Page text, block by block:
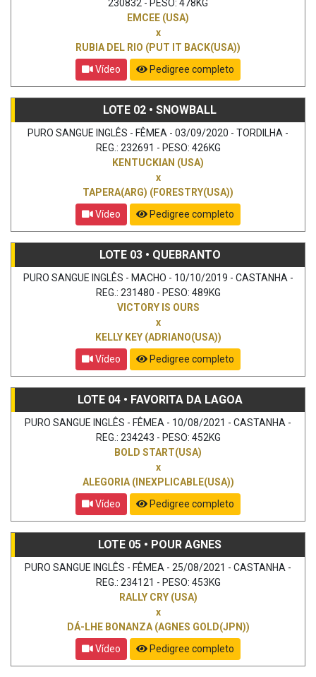
230832 - PESO: 478KG
EMCEE (USA)
x
RUBIA DEL RIO (PUT IT BACK(USA))
Vídeo
Pedigree completo
LOTE 02 • SNOWBALL
PURO SANGUE INGLÊS - FÊMEA - 03/09/2020 - TORDILHA -
REG.: 232691 - PESO: 426KG
KENTUCKIAN (USA)
x
TAPERA(ARG) (FORESTRY(USA))
Vídeo
Pedigree completo
LOTE 03 • QUEBRANTO
PURO SANGUE INGLÊS - MACHO - 10/10/2019 - CASTANHA -
REG.: 231480 - PESO: 489KG
VICTORY IS OURS
x
KELLY KEY (ADRIANO(USA))
Vídeo
Pedigree completo
LOTE 04 • FAVORITA DA LAGOA
PURO SANGUE INGLÊS - FÊMEA - 10/08/2021 - CASTANHA -
REG.: 234243 - PESO: 452KG
BOLD START(USA)
x
ALEGORIA (INEXPLICABLE(USA))
Vídeo
Pedigree completo
LOTE 05 • POUR AGNES
PURO SANGUE INGLÊS - FÊMEA - 25/08/2021 - CASTANHA -
REG.: 234121 - PESO: 453KG
RALLY CRY (USA)
x
DÁ-LHE BONANZA (AGNES GOLD(JPN))
Vídeo
Pedigree completo